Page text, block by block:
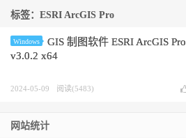
标签：ESRI ArcGIS Pro
Windows
GIS 制图软件 ESRI ArcGIS Pro
v3.0.2 x64
2024-05-09 阅读(5483)
网站统计